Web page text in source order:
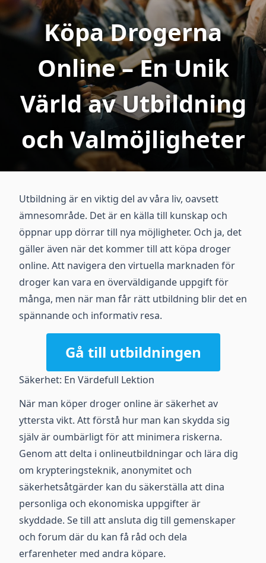
Köpa Drogerna
Online – En Unik
Värld av Utbildning
och Valmöjligheter
Utbildning är en viktig del av våra liv, oavsett
ämnesområde. Det är en källa till kunskap och
öppnar upp dörrar till nya möjligheter. Och ja, det
gäller även när det kommer till att köpa droger
online. Att navigera den virtuella marknaden för
droger kan vara en överväldigande uppgift för
många, men när man får rätt utbildning blir det en
spännande och informativ resa.
Gå till utbildningen
Säkerhet: En Värdefull Lektion
När man köper droger online är säkerhet av
yttersta vikt. Att förstå hur man kan skydda sig
själv är oumbärligt för att minimera riskerna.
Genom att delta i onlineutbildningar och lära dig
om krypteringsteknik, anonymitet och
säkerhetsåtgärder kan du säkerställa att dina
personliga och ekonomiska uppgifter är
skyddade. Se till att ansluta dig till gemenskaper
och forum där du kan få råd och dela
erfarenheter med andra köpare.